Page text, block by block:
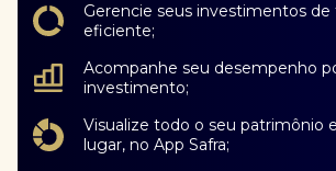
Gerencie seus investimentos de
eficiente;
Acompanhe seu desempenho
investimento;
Visualize todo o seu patrimônio
lugar, no App Safra;